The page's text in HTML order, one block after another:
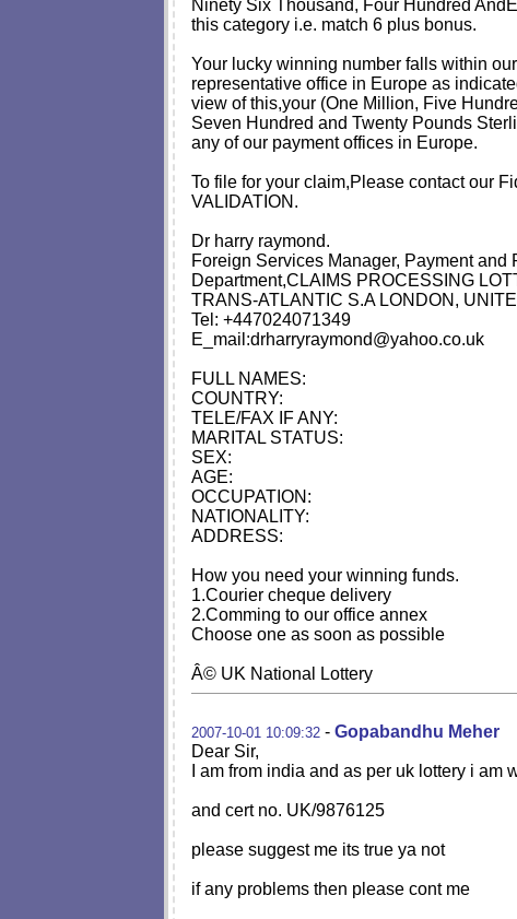
Ninety Six Thousand, Four Hundred
this category i.e. match 6 plus bonus.
Your lucky winning number falls within
representative office in Europe as
view of this,your (One Million, Five
Seven Hundred and Twenty Pounds
any of our payment offices in Europe.
To file for your claim,Please contact our
VALIDATION.
Dr harry raymond.
Foreign Services Manager, Payment and
Department,CLAIMS PROCESSING
TRANS-ATLANTIC S.A LONDON,
Tel: +447024071349
E_mail:drharryraymond@yahoo.co.uk
FULL NAMES:
COUNTRY:
TELE/FAX IF ANY:
MARITAL STATUS:
SEX:
AGE:
OCCUPATION:
NATIONALITY:
ADDRESS:
How you need your winning funds.
1.Courier cheque delivery
2.Comming to our office annex
Choose one as soon as possible
Â© UK National Lottery
2007-10-01 10:09:32 - Gopabandhu Meher
Dear Sir,
I am from india and as per uk lottery i
and cert no. UK/9876125
please suggest me its true ya not
if any problems then please cont me